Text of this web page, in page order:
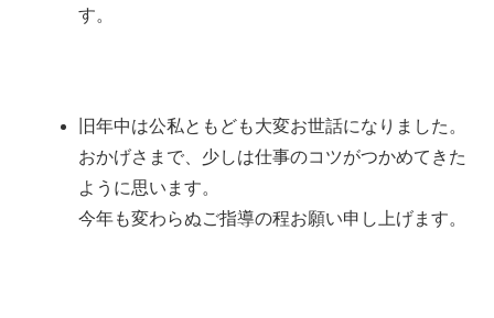
す。
旧年中は公私ともども大変お世話になりました。
おかげさまで、少しは仕事のコツがつかめてきた
ように思います。
今年も変わらぬご指導の程お願い申し上げます。